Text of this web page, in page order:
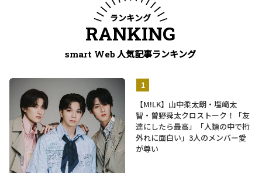
ランキング
RANKING
smart Web人気記事ランキング
【M!LK】山中柔太朗・塩﨑太
智・曽野舜太クロストーク！「友
達にしたら最高」「人類の中で桁
外れに面白い」3人のメンバー愛
が尊い